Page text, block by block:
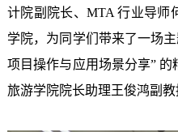
计院副院长、 MTA 行业导师
学院，为同学们带来了一场
项目操作与应用场景分享”
旅游学院院长助理王俊鸿副教